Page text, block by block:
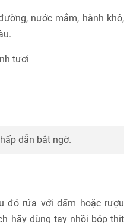
nước mắm, hành khô,
tươi
dẫn bắt ngờ.
đó rửa với dấm hoặc rượu
hãy dùng tay nhồi bóp thịt